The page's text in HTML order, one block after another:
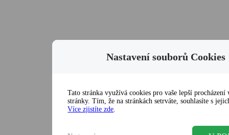
Nastavení souborů Cookies
Tato stránka využívá cookies pro vaše lepší procházení
stránky. Tím, že na stránkách setrváte, souhlasíte s
Více zjistíte zde